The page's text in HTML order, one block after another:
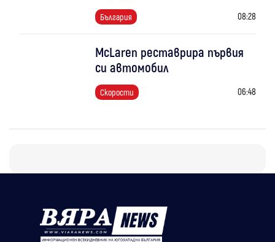
България 08:28
McLaren реставрира първия
си автомобил
Скорости 06:48